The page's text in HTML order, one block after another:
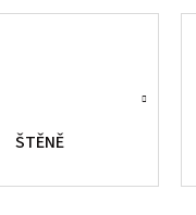
ŠTĚNĚ